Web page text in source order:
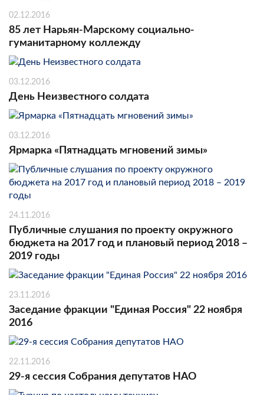
02.12.2016
85 лет Нарьян-Марскому социально-
гуманитарному коллежду
03.12.2016
День Неизвестного солдата
03.12.2016
Ярмарка «Пятнадцать мгновений зимы»
24.11.2016
Публичные слушания по проекту окружного
бюджета на 2017 год и плановый период 2018 –
2019 годы
23.11.2016
Заседание фракции "Единая Россия" 22 ноября
2016
22.11.2016
29-я сессия Собрания депутатов НАО